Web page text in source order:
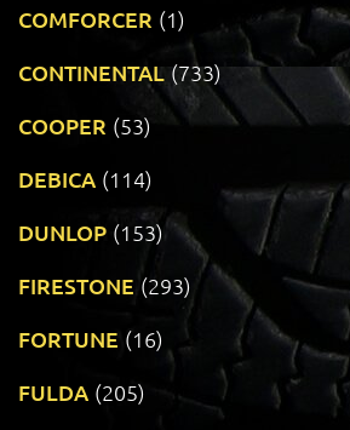
COMFORCER (1)
CONTINENTAL (733)
COOPER (53)
DEBICA (114)
DUNLOP (153)
FIRESTONE (293)
FORTUNE (16)
FULDA (205)